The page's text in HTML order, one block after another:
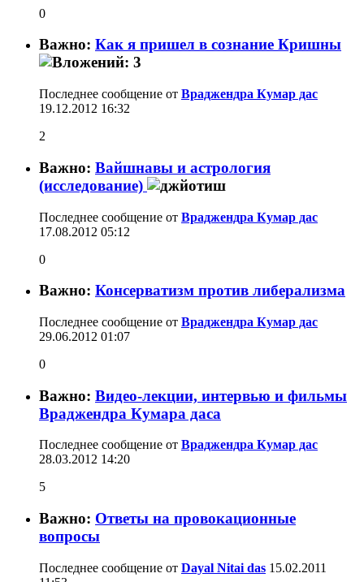
0
Важно: Как я пришел в сознание Кришны
Последнее сообщение от Враджендра Кумар дас
19.12.2012 16:32
2
Важно: Вайшнавы и астрология
(исследование)
Последнее сообщение от Враджендра Кумар дас
17.08.2012 05:12
0
Важно: Консерватизм против либерализма
Последнее сообщение от Враджендра Кумар дас
29.06.2012 01:07
0
Важно: Видео-лекции, интервью и фильмы
Враджендра Кумара даса
Последнее сообщение от Враджендра Кумар дас
28.03.2012 14:20
5
Важно: Ответы на провокационные
вопросы
Последнее сообщение от Dayal Nitai das 15.02.2011